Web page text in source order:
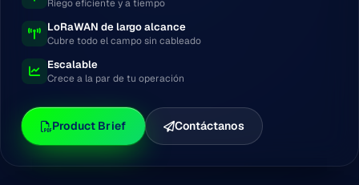
Riego eficiente y a tiempo
LoRaWAN de largo alcance
Cubre todo el campo sin cableado
Escalable
Crece a la par de tu operación
Product Brief Contáctanos